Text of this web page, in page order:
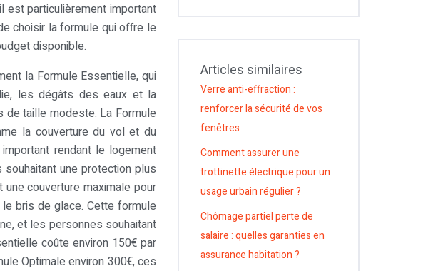
est particulièrement important
choisir la formule qui offre le
disponible.
la Formule Essentielle, qui
les dégâts des eaux et la
taille modeste. La Formule
la couverture du vol et du
rendant le logement
une protection plus
couverture maximale pour
bris de glace. Cette formule
et les personnes souhaitant
coûte environ 150€ par
Optimale environ 300€, ces
Articles similaires
Verre anti-effraction :
renforcer la sécurité de vos
fenêtres
Comment assurer une
trottinette électrique pour un
usage urbain régulier ?
Chômage partiel perte de
salaire : quelles garanties en
assurance habitation ?